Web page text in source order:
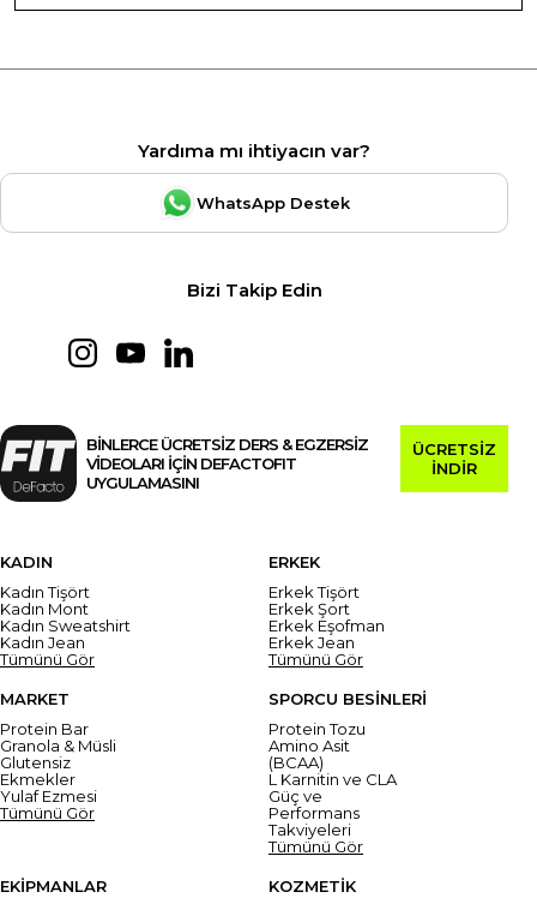
Yardıma mı ihtiyacın var?
WhatsApp Destek
Bizi Takip Edin
BİNLERCE ÜCRETSİZ DERS & EGZERSİZ
VİDEOLARI İÇİN DEFACTOFIT
UYGULAMASINI
ÜCRETSİZ
İNDİR
KADIN
Kadın Tişört
Kadın Mont
Kadın Sweatshirt
Kadın Jean
Tümünü Gör
ERKEK
Erkek Tişört
Erkek Şort
Erkek Eşofman
Erkek Jean
Tümünü Gör
MARKET
Protein Bar
Granola & Müsli
Glutensiz
Ekmekler
Yulaf Ezmesi
Tümünü Gör
SPORCU BESİNLERİ
Protein Tozu
Amino Asit
(BCAA)
L Karnitin ve CLA
Güç ve
Performans
Takviyeleri
Tümünü Gör
EKİPMANLAR
KOZMETİK